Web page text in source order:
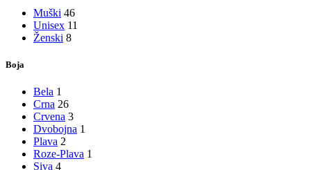
Muški 46
Unisex 11
Ženski 8
Boja
Bela 1
Crna 26
Crvena 3
Dvobojna 1
Plava 2
Roze-Plava 1
Siva 4